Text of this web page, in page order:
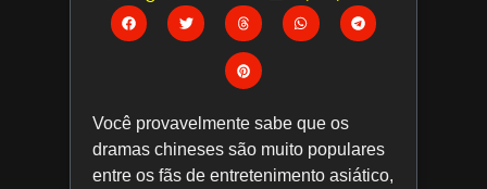
Você provavelmente sabe que os
dramas chineses são muito populares
entre os fãs de entretenimento asiático,